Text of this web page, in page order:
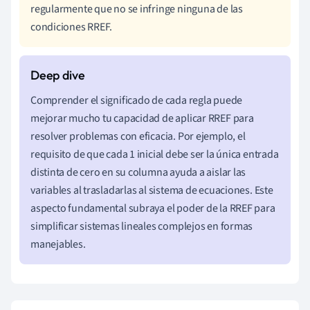
regularmente que no se infringe ninguna de las
condiciones RREF.
Comprender el significado de cada regla puede
mejorar mucho tu capacidad de aplicar RREF para
resolver problemas con eficacia. Por ejemplo, el
requisito de que cada 1 inicial debe ser la única entrada
distinta de cero en su columna ayuda a aislar las
variables al trasladarlas al sistema de ecuaciones. Este
aspecto fundamental subraya el poder de la RREF para
simplificar sistemas lineales complejos en formas
manejables.